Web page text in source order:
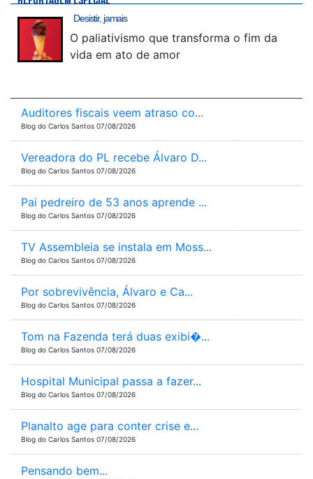
Desistir, jamais
O paliativismo que transforma o fim da
vida em ato de amor
Auditores fiscais veem atraso co...
Blog do Carlos Santos 07/08/2026
Vereadora do PL recebe Álvaro D...
Blog do Carlos Santos 07/08/2026
Pai pedreiro de 53 anos aprende ...
Blog do Carlos Santos 07/08/2026
TV Assembleia se instala em Moss...
Blog do Carlos Santos 07/08/2026
Por sobrevivência, Álvaro e Ca...
Blog do Carlos Santos 07/08/2026
Tom na Fazenda terá duas exibi�...
Blog do Carlos Santos 07/08/2026
Hospital Municipal passa a fazer...
Blog do Carlos Santos 07/08/2026
Planalto age para conter crise e...
Blog do Carlos Santos 07/08/2026
Pensando bem...